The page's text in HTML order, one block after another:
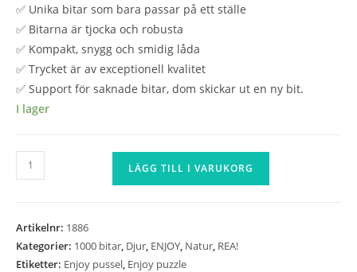
✅ Unika bitar som bara passar på ett ställe
✅ Bitarna är tjocka och robusta
✅ Kompakt, snygg och smidig låda
✅ Trycket är av exceptionell kvalitet
✅ Support för saknade bitar, dom skickar ut en ny bit.
I lager
Enjoy
-
a
Field
LÄGG TILL I VARUKORG
Artikelnr: 1886
Kategorier: 1000 bitar, Djur, ENJOY, Natur, REA!
Etiketter: Enjoy pussel, Enjoy puzzle